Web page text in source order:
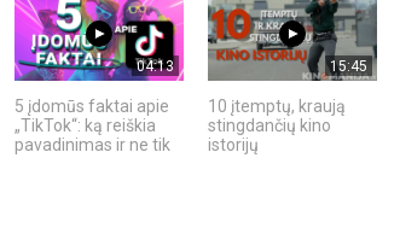
04:13
5 įdomūs faktai apie
„TikTok“: ką reiškia
pavadinimas ir ne tik
15:45
10 įtemptų, kraują
stingdančių kino
istorijų